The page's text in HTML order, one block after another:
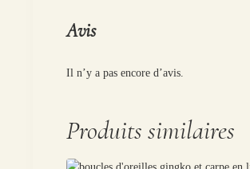
Avis
Il n’y a pas encore d’avis.
Produits similaires